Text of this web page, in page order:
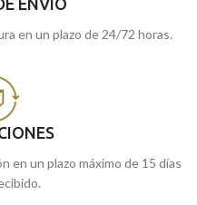
en un plazo de 24/72 horas.
en un plazo máximo de 15 días